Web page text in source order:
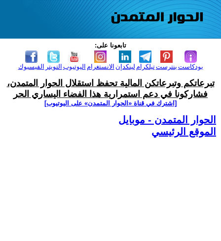
تابعونا على:
الفيسبوك التويتر اليوتيوب الانستغرام لينكدإن تيلكرامبنترست بودكاست
تبرعاتكم وتبرعاتكن المالية تحفظ استقلال الحوار المتمدن،
فشاركونا في دعم استمرارية هذا الفضاء اليساري الحر
[اشترك في قناة ‫«الحوار المتمدن» على اليوتيوب]
الحوار المتمدن - موبايل
الموقع الرئيسي